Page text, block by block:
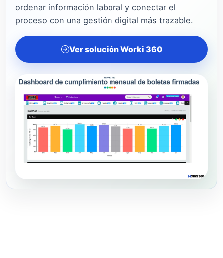
ordenar información laboral y conectar el
proceso con una gestión digital más trazable.
Ver solución Worki 360